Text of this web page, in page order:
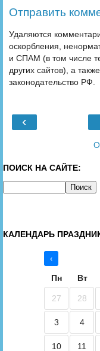
Отправить
Удаляются
оскорбления,
и СПАМ (в том числе
других сайтов), а
законодательство РФ.
‹
ПОИСК НА САЙТЕ:
КАЛЕНДАРЬ
‹
Пн Вт
27 28
3 4
10 11